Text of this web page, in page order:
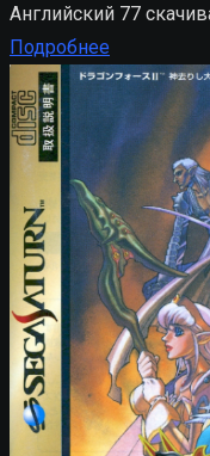
Английский 77
Подробнее